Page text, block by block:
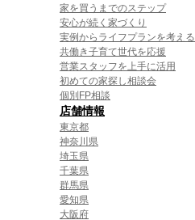
家を買うまでのステップ
安心が続く家づくり
実例からライフプランを考える
共働き子育て世代を応援
営業スタッフを上手に活用
初めての家探し相談会
個別FP相談
店舗情報
東京都
神奈川県
埼玉県
千葉県
群馬県
愛知県
大阪府